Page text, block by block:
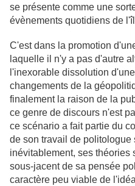
se présente comme une
évènements quotidiens de
C'est dans la promotion
laquelle il n'y a pas d'autre
l'inexorable dissolution
changements de la
finalement la raison de la
ce genre de discours n'est
ce scénario a fait partie du
de son travail de politologue
inévitablement, ses théories
sous-jacent de sa pensée
caractère peu viable de